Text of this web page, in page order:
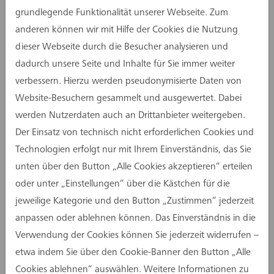
mit den vier Bausteinen Grundlagenermittlung,
Planung, Durchführung und Abschluss vom IBM
beschrieben. Darauf aufbauend haben wir bei
assmann ein speziell adaptierbares
Baukastensystem entwickelt, mit dem wir
detailliert auf die spezifischen Anforderungen
und den technischen Ausstattungsgrad von
unterschiedlichen Bauaufgaben wie
Bürogebäuden oder Laborgebäuden eingehen
können.
Ganz grundsätzlich gilt, dass das Leistungsbild
„Inbetriebnahmemanagement“ möglichst bereits
ab Leistungsphase 3, spätestens aber mit
Ausschreibung der ausführenden Firmen in ein
Bauprojekt aufgenommen werden sollte. Denn
grundlegende Funktionalität unserer Webseite. Zum
anderen können wir mit Hilfe der Cookies die Nutzung
dieser Webseite durch die Besucher analysieren und
dadurch unsere Seite und Inhalte für Sie immer weiter
verbessern. Hierzu werden pseudonymisierte Daten von
Website-Besuchern gesammelt und ausgewertet. Dabei
werden Nutzerdaten auch an Drittanbieter weitergeben.
Der Einsatz von technisch nicht erforderlichen Cookies und
Technologien erfolgt nur mit Ihrem Einverständnis, das Sie
unten über den Button „Alle Cookies akzeptieren“ erteilen
oder unter „Einstellungen“ über die Kästchen für die
jeweilige Kategorie und den Button „Zustimmen“ jederzeit
anpassen oder ablehnen können. Das Einverständnis in die
Verwendung der Cookies können Sie jederzeit widerrufen –
etwa indem Sie über den Cookie-Banner den Button „Alle
Cookies ablehnen“ auswählen. Weitere Informationen zu